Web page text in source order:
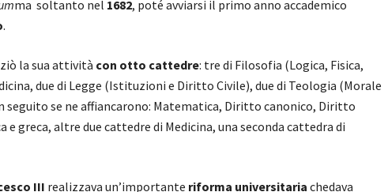
ma soltanto nel 1682, poté avviarsi il primo anno accademico
.
la sua attività con otto cattedre: tre di Filosofia (Logica, Fisica,
due di Legge (Istituzioni e Diritto Civile), due di Teologia (Morale
seguito se ne affiancarono: Matematica, Diritto canonico, Diritto
e greca, altre due cattedre di Medicina, una seconda cattedra di
III realizzava un’importante riforma universitaria chedava